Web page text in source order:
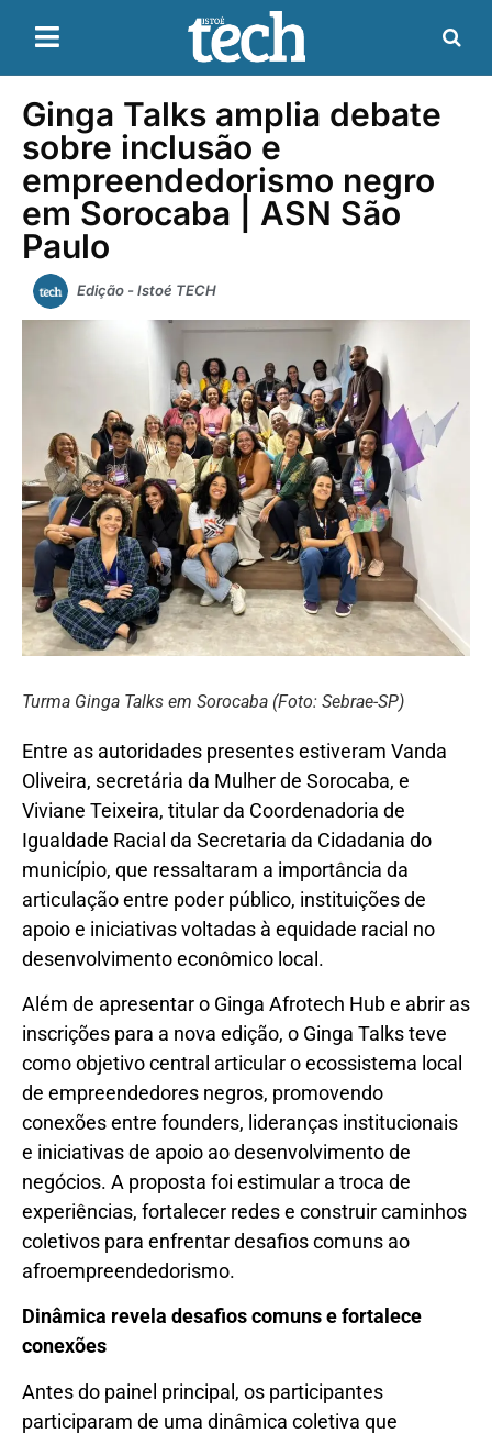
Ginga Talks amplia debate
sobre inclusão e
empreendedorismo negro
em Sorocaba | ASN São
Paulo
Edição - Istoé TECH
Turma Ginga Talks em Sorocaba (Foto: Sebrae-SP)
Entre as autoridades presentes estiveram Vanda
Oliveira, secretária da Mulher de Sorocaba, e
Viviane Teixeira, titular da Coordenadoria de
Igualdade Racial da Secretaria da Cidadania do
município, que ressaltaram a importância da
articulação entre poder público, instituições de
apoio e iniciativas voltadas à equidade racial no
desenvolvimento econômico local.
Além de apresentar o Ginga Afrotech Hub e abrir as
inscrições para a nova edição, o Ginga Talks teve
como objetivo central articular o ecossistema local
de empreendedores negros, promovendo
conexões entre founders, lideranças institucionais
e iniciativas de apoio ao desenvolvimento de
negócios. A proposta foi estimular a troca de
experiências, fortalecer redes e construir caminhos
coletivos para enfrentar desafios comuns ao
afroempreendedorismo.
Dinâmica revela desafios comuns e fortalece
conexões
Antes do painel principal, os participantes
participaram de uma dinâmica coletiva que